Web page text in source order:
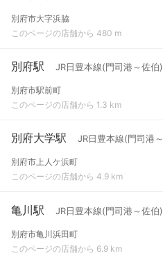
別府市大字浜脇
このページの店舗から 480 m
別府駅 JR日豊本線(門司港～佐伯)
別府市駅前町
このページの店舗から 1.3 km
別府大学駅 JR日豊本線(門司港
別府市上人ケ浜町
このページの店舗から 4.9 km
亀川駅 JR日豊本線(門司港～佐伯)
別府市亀川浜田町
このページの店舗から 6.9 km